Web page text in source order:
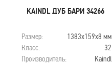
KAINDL ДУБ БАРИ 34266
Размер:
1383х159х8 мм
Класс:
32
Производитель:
Kaindl